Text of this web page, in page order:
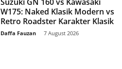
W175: Naked Klasik Modern vs
Retro Roadster Karakter Klasik
Daffa Fauzan 7 August 2026